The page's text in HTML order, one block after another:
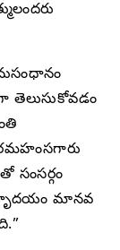
తెలుసుకోవడం
సంసర్గం
హృదయం మానవ